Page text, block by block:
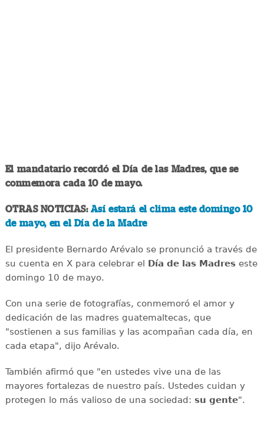
El mandatario recordó el Día de las Madres, que se
conmemora cada 10 de mayo.
OTRAS NOTICIAS: Así estará el clima este domingo 10
de mayo, en el Día de la Madre
El presidente Bernardo Arévalo se pronunció a través de
su cuenta en X para celebrar el Día de las Madreseste
domingo 10 de mayo.
Con una serie de fotografías, conmemoró el amor y
dedicación de las madres guatemaltecas, que
"sostienen a sus familias y las acompañan cada día, en
cada etapa", dijo Arévalo.
También afirmó que "en ustedes vive una de las
mayores fortalezas de nuestro país. Ustedes cuidan y
protegen lo más valioso de una sociedad: su gente".